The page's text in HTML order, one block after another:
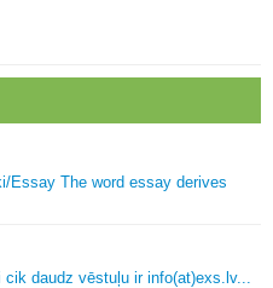
Essay The word essay derives
daudz vēstuļu ir info(at)exs. lv.